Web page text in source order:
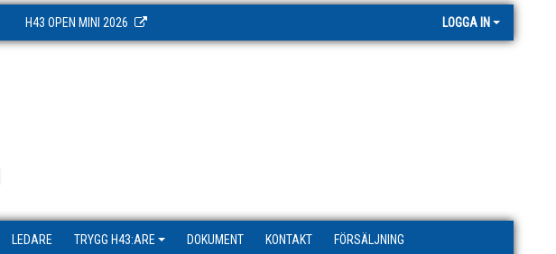
H43 OPEN MINI 2026 LOGGA IN
LEDARE TRYGG H43:ARE DOKUMENT KONTAKT FÖRSÄLJNING